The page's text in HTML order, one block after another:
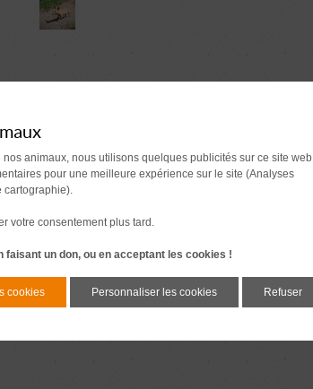
animaux, nous utilisons quelques publicités sur ce site web
pour une meilleure expérience sur le site (Analyses
cartographie).
votre consentement plus tard.
faisant un don, ou en acceptant les cookies !
cookies Personnaliser les cookies Refuser